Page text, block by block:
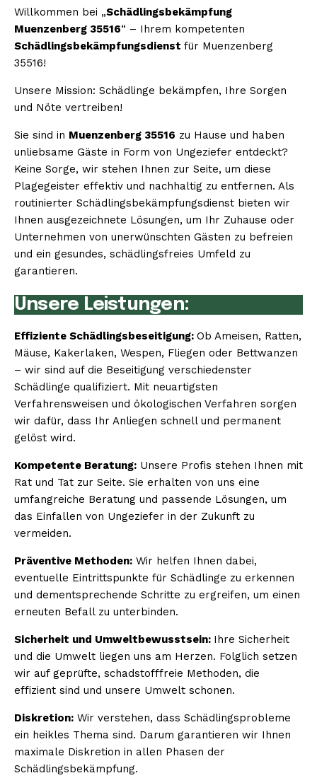
Willkommen bei „Schädlingsbekämpfung
Muenzenberg 35516“ – Ihrem kompetenten
Schädlingsbekämpfungsdienst für Muenzenberg
35516!
Unsere Mission: Schädlinge bekämpfen, Ihre Sorgen
und Nöte vertreiben!
Sie sind in Muenzenberg 35516 zu Hause und haben
unliebsame Gäste in Form von Ungeziefer entdeckt?
Keine Sorge, wir stehen Ihnen zur Seite, um diese
Plagegeister effektiv und nachhaltig zu entfernen. Als
routinierter Schädlingsbekämpfungsdienst bieten wir
Ihnen ausgezeichnete Lösungen, um Ihr Zuhause oder
Unternehmen von unerwünschten Gästen zu befreien
und ein gesundes, schädlingsfreies Umfeld zu
garantieren.
Unsere Leistungen:
Effiziente Schädlingsbeseitigung: Ob Ameisen, Ratten,
Mäuse, Kakerlaken, Wespen, Fliegen oder Bettwanzen
– wir sind auf die Beseitigung verschiedenster
Schädlinge qualifiziert. Mit neuartigsten
Verfahrensweisen und ökologischen Verfahren sorgen
wir dafür, dass Ihr Anliegen schnell und permanent
gelöst wird.
Kompetente Beratung: Unsere Profis stehen Ihnen mit
Rat und Tat zur Seite. Sie erhalten von uns eine
umfangreiche Beratung und passende Lösungen, um
das Einfallen von Ungeziefer in der Zukunft zu
vermeiden.
Präventive Methoden: Wir helfen Ihnen dabei,
eventuelle Eintrittspunkte für Schädlinge zu erkennen
und dementsprechende Schritte zu ergreifen, um einen
erneuten Befall zu unterbinden.
Sicherheit und Umweltbewusstsein: Ihre Sicherheit
und die Umwelt liegen uns am Herzen. Folglich setzen
wir auf geprüfte, schadstofffreie Methoden, die
effizient sind und unsere Umwelt schonen.
Diskretion: Wir verstehen, dass Schädlingsprobleme
ein heikles Thema sind. Darum garantieren wir Ihnen
maximale Diskretion in allen Phasen der
Schädlingsbekämpfung.